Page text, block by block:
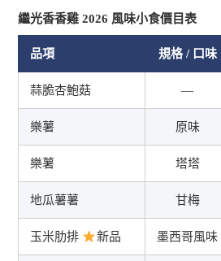
繼光香香雞 2026 風味小食價目表
品項 規格 / 口味
蒜脆杏鮑菇 —
樂薯 原味
樂薯 塔塔
地瓜薯薯 甘梅
玉米肋排 新品 墨西哥風味